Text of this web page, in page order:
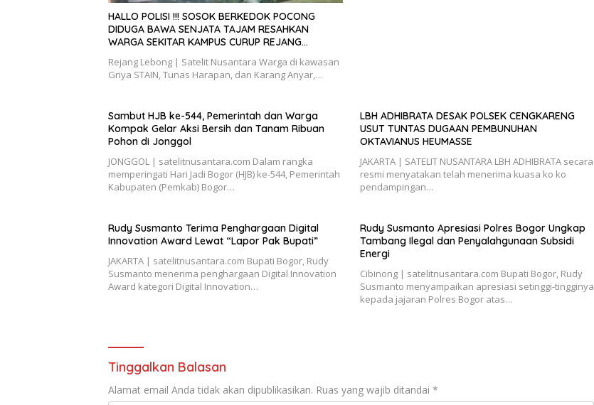
HALLO POLISI !!! SOSOK BERKEDOK POCONG
DIDUGA BAWA SENJATA TAJAM RESAHKAN
WARGA SEKITAR KAMPUS CURUP REJANG
Rejang Lebong | Satelit Nusantara Warga di kawasan
Griya STAIN, Tunas Harapan, dan Karang Anyar,…
Sambut HJB ke-544, Pemerintah dan Warga
Kompak Gelar Aksi Bersih dan Tanam Ribuan
Pohon di Jonggol
JONGGOL | satelitnusantara.com Dalam rangka
memperingati Hari Jadi Bogor (HJB) ke-544, Pemerintah
Kabupaten (Pemkab) Bogor…
LBH ADHIBRATA DESAK POLSEK CENGKARENG
USUT TUNTAS DUGAAN PEMBUNUHAN
OKTAVIANUS HEUMASSE
JAKARTA | SATELIT NUSANTARA LBH ADHIBRATA secara
resmi menyatakan telah menerima kuasa ko ko
pendampingan…
Rudy Susmanto Terima Penghargaan Digital
Innovation Award Lewat “Lapor Pak Bupati”
JAKARTA | satelitnusantara.com Bupati Bogor, Rudy
Susmanto menerima penghargaan Digital Innovation
Award kategori Digital Innovation…
Rudy Susmanto Apresiasi Polres Bogor Ungkap
Tambang Ilegal dan Penyalahgunaan Subsidi
Energi
Cibinong | satelitnusantara.com Bupati Bogor, Rudy
Susmanto menyampaikan apresiasi setinggi-tingginya
kepada jajaran Polres Bogor atas…
Tinggalkan Balasan
Alamat email Anda tidak akan dipublikasikan. Ruas yang wajib ditandai *